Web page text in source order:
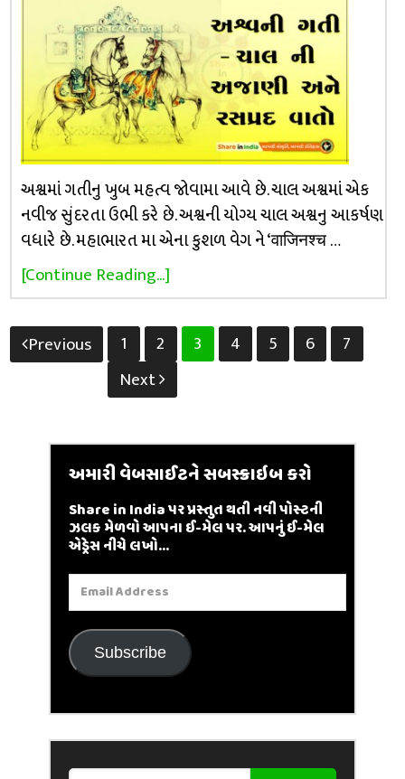
અશ્વમાં ગતીનુ ખુબ મહત્વ જોવામા આવે છે. ચાલ અશ્વમાં એક
નવીજ સુંદરતા ઉભી કરે છે. અશ્વની યોગ્ય ચાલ અશ્વનુ આકર્ષણ
વધારે છે. મહાભારત મા એના કુશળ વેગ ને ‘वाजिनश्च …
[Continue Reading...]
Posts
pagination
Previous 1 2 3 4 5 6
7
Next
અમારી વેબસાઈટને સબસ્ક્રાઇબ કરો
Share in India પર પ્રસ્તુત થતી નવી પોસ્ટની
ઝલક મેળવો આપના ઈ-મેલ પર. આપનું ઈ-મેલ
એડ્રેસ નીચે લખો...
Email
Address
Subscribe